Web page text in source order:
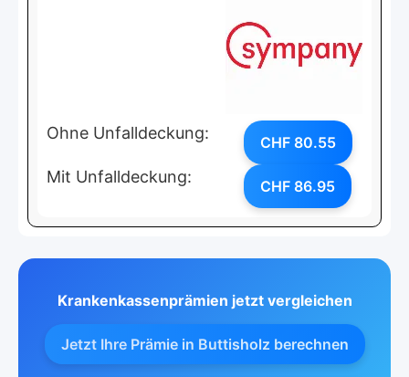
Ohne Unfalldeckung: CHF 80.55
Mit Unfalldeckung: CHF 86.95
Krankenkassenprämien jetzt vergleichen
Jetzt Ihre Prämie in Buttisholz berechnen